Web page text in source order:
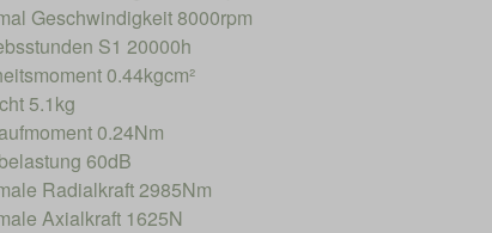
Geschwindigkeit 8000rpm
S1 20000h
0.44kgcm²
5.1kg
0.24Nm
60dB
Radialkraft 2985Nm
Axialkraft 1625N